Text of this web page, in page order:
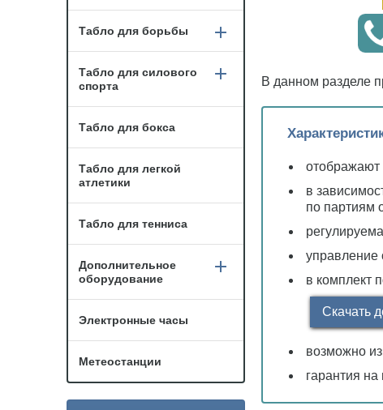
В данном разделе
отображают
в
по партиям
управление
в комплект
Скачать
возможно
гарантия на
Табло для борьбы
Табло для силового
спорта
Табло для бокса
Табло для легкой
атлетики
Табло для тенниса
Дополнительное
оборудование
Электронные часы
Метеостанции